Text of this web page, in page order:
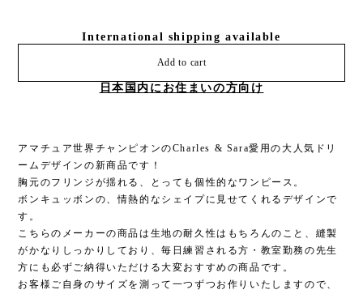
International shipping available
Add to cart
日本国内にお住まいの方向け
アマチュア世界チャンピオンのCharles & Sara愛用の大人気ドリ
ームデザインの新商品です！
胸元のフリンジが揺れる、とっても個性的なワンピース。
ボンキュッボンの、情熱的なシェイプに見せてくれるデザインで
す。
こちらのメーカーの商品は生地の耐久性はもちろんのこと、縫製
がかなりしっかりしており、毎日練習される方・教室勤務の先生
方にも必ずご納得いただける大変おすすめの商品です。
お客様ご自身のサイズを測って一つずつお作りいたしますので、